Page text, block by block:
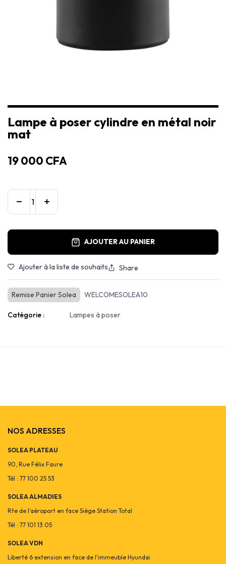
Lampe à poser cylindre en métal noir
mat
19 000 CFA
AJOUTER AU PANIER
Ajouter à la liste de souhaits Share
Remise Panier Solea WELCOMESOLEA10
Catégorie : Lampes à poser
NOS ADRESSES
SOLEA PLATEAU
90, Rue Félix Faure
Tél : 77 100 25 53
SOLEA ALMADIES
Rte de l'aéroport en face Siège Station Total
Tél : 77 101 13 05
SOLEA VDN
Liberté 6 extension en face de l'immeuble Hyundai